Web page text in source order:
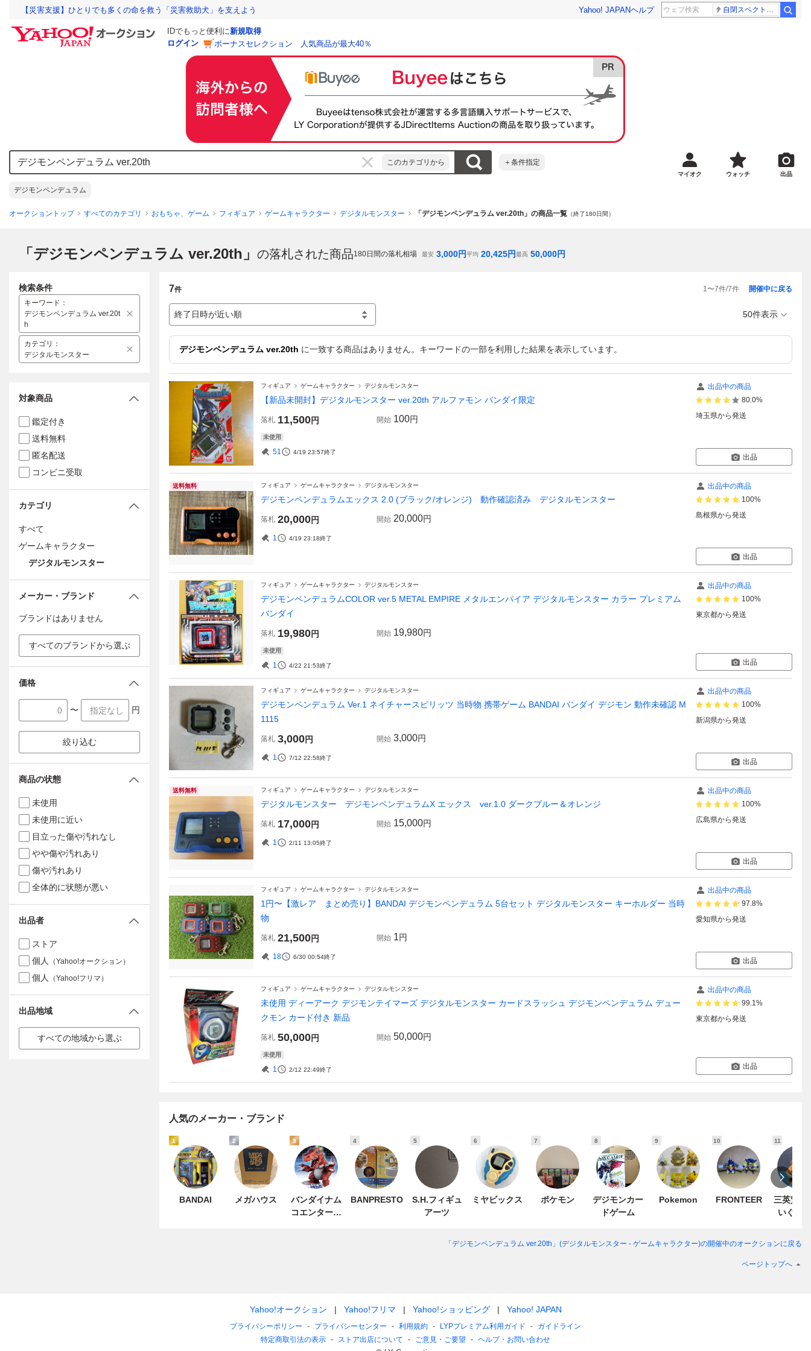
【災害支援】ひとりでも多くの命を救う「災害救助犬」を支えよう Yahoo! JAPANヘルプ 自閉スペクトラム症
IDでもっと便利に新規取得
ログイン
ボーナスセレクション 人気商品が最大40％
このカテゴリから ＋条件指定
デジモンペンデュラム
マイオク ウォッチ 出品
オークショントップ すべてのカテゴリ おもちゃ、ゲーム フィギュア ゲームキャラクター デジタルモンスター 「デジモンペンデュラム ver.20th」の商品一覧 （終了180日間）
「デジモンペンデュラム ver.20th」 の落札された商品180日間の落札相場 最安 3,000円平均 20,425円最高 50,000円
7件 1〜7件/7件
終了日時が近い順
開催中に戻る
50件表示
デジモンペンデュラム ver.20th に一致する商品はありません。キーワードの一部を利用した結果を表示しています。
フィギュア ゲームキャラクター デジタルモンスター
【新品未開封】デジタルモンスター ver.20th アルファモン バンダイ限定
落札 11,500円 開始 100円
未使用
51 4/19 23:57終了
出品中の商品
80.0%
埼玉県から発送
出品
送料無料 フィギュア ゲームキャラクター デジタルモンスター
デジモンペンデュラムエックス 2.0 (ブラック/オレンジ) 動作確認済み デジタルモンスター
落札 20,000円 開始 20,000円
1 4/19 23:18終了
出品中の商品
100%
島根県から発送
出品
フィギュア ゲームキャラクター デジタルモンスター
デジモンペンデュラムCOLOR ver.5 METAL EMPIRE メタルエンパイア デジタルモンスター カラー プレミアム
バンダイ
落札 19,980円 開始 19,980円
未使用
1 4/22 21:53終了
出品中の商品
100%
東京都から発送
出品
フィギュア ゲームキャラクター デジタルモンスター
デジモンペンデュラム Ver.1 ネイチャースピリッツ 当時物 携帯ゲーム BANDAI バンダイ デジモン 動作未確認 M
1115
落札 3,000円 開始 3,000円
1 7/12 22:58終了
出品中の商品
100%
新潟県から発送
出品
送料無料 フィギュア ゲームキャラクター デジタルモンスター
デジタルモンスター デジモンペンデュラムX エックス ver.1.0 ダークブルー＆オレンジ
落札 17,000円 開始 15,000円
1 2/11 13:05終了
出品中の商品
100%
広島県から発送
出品
フィギュア ゲームキャラクター デジタルモンスター
1円〜【激レア まとめ売り】BANDAI デジモンペンデュラム 5台セット デジタルモンスター キーホルダー 当時
物
落札 21,500円 開始 1円
18 6/30 00:54終了
出品中の商品
97.8%
愛知県から発送
出品
フィギュア ゲームキャラクター デジタルモンスター
未使用 ディーアーク デジモンテイマーズ デジタルモンスター カードスラッシュ デジモンペンデュラム デュー
クモン カード付き 新品
落札 50,000円 開始 50,000円
未使用
1 2/12 22:49終了
出品中の商品
99.1%
東京都から発送
出品
人気のメーカー・ブランド
1
BANDAI
2
メガハウス
3
バンダイナム
コエンターテ
4
BANPRESTO
5
S.H.フィギュ
アーツ
6
ミヤビックス
7
ポケモン
8
デジモンカー
ドゲーム
9
Pokemon
10
FRONTEER
11
三英貿易
いぐる
検索条件
キーワード ：
デジモンペンデュラム ver.20t
h
カテゴリ ：
デジタルモンスター
対象商品
鑑定付き
送料無料
匿名配送
コンビニ受取
カテゴリ
すべて
ゲームキャラクター
デジタルモンスター
メーカー・ブランド
ブランドはありません
すべてのブランドから選ぶ
価格
〜 円
絞り込む
商品の状態
未使用
未使用に近い
目立った傷や汚れなし
やや傷や汚れあり
傷や汚れあり
全体的に状態が悪い
出品者
ストア
個人
（Yahoo!オークション）
個人 （Yahoo!フリマ）
出品地域
すべての地域から選ぶ
「デジモンペンデュラム ver.20th」(デジタルモンスター - ゲームキャラクター)の開催中のオークションに戻る
ページトップへ
Yahoo!オークション Yahoo!フリマ Yahoo!ショッピング Yahoo! JAPAN
プライバシーポリシー プライバシーセンター 利用規約 LYPプレミアム利用ガイド
ガイドライン
特定商取引法の表示
ストア出店について ご意見・ご要望 ヘルプ・お問い合わせ